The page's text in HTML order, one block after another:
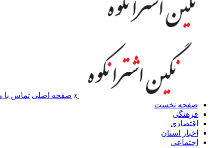
x صفحه اصلی تماس با
صفحه نخست
فرهنگی
اقتصادی
اخبار استان
اجتماعی